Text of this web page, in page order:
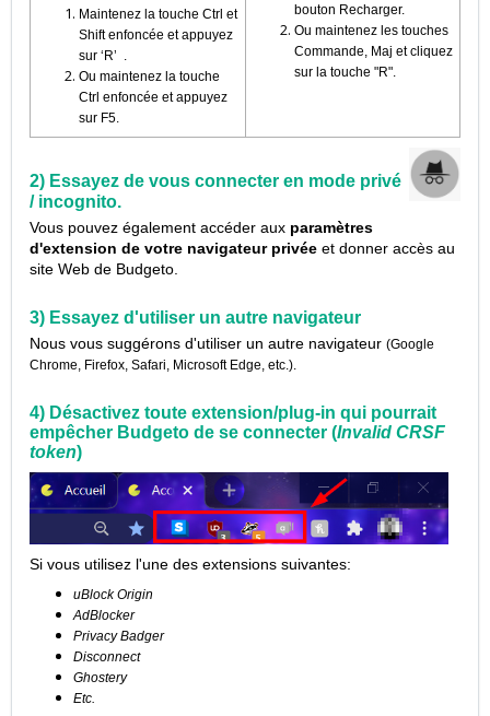
Maintenez la touche Ctrl et
Shift enfoncée et appuyez
sur ‘R’ .
Ou maintenez la touche
Ctrl enfoncée et appuyez
sur F5.
bouton Recharger.
Ou maintenez les touches
Commande, Maj et cliquez
sur la touche "R".
2) Essayez de vous connecter en mode privé
/ incognito.
Vous pouvez également accéder aux paramètres
d'extension de votre navigateur privée et donner accès au
site Web de Budgeto.
3) Essayez d'utiliser un autre navigateur
Nous vous suggérons d'utiliser un autre navigateur (Google
Chrome, Firefox, Safari, Microsoft Edge, etc.).
4) Désactivez toute extension/plug-in qui pourrait
empêcher Budgeto de se connecter (Invalid CRSF
token)
Si vous utilisez l'une des extensions suivantes:
uBlock Origin
AdBlocker
Privacy Badger
Disconnect
Ghostery
Etc.